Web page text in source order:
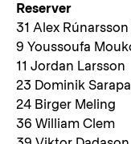
Reserver
31 Alex
9 Youssoufa
11 Jordan Larsson
23 Dominik
24 Birger Meling
36 William Clem